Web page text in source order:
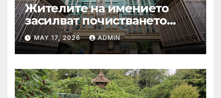
Жителите на имението
засилват почистването
след първия случай на
хепатит на плъхове в града
тази година
MAY 17, 2026 ADMIN